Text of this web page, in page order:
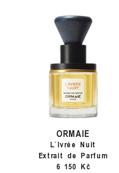
ORMAIE
L´Ivrée Nuit
Extrait de Parfum
6 150 Kč